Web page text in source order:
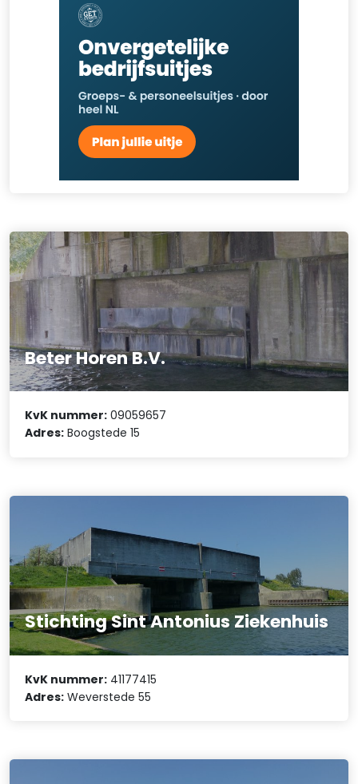
Beter Horen B.V.
KvK nummer: 09059657
Adres: Boogstede 15
Stichting Sint Antonius Ziekenhuis
KvK nummer: 41177415
Adres: Weverstede 55